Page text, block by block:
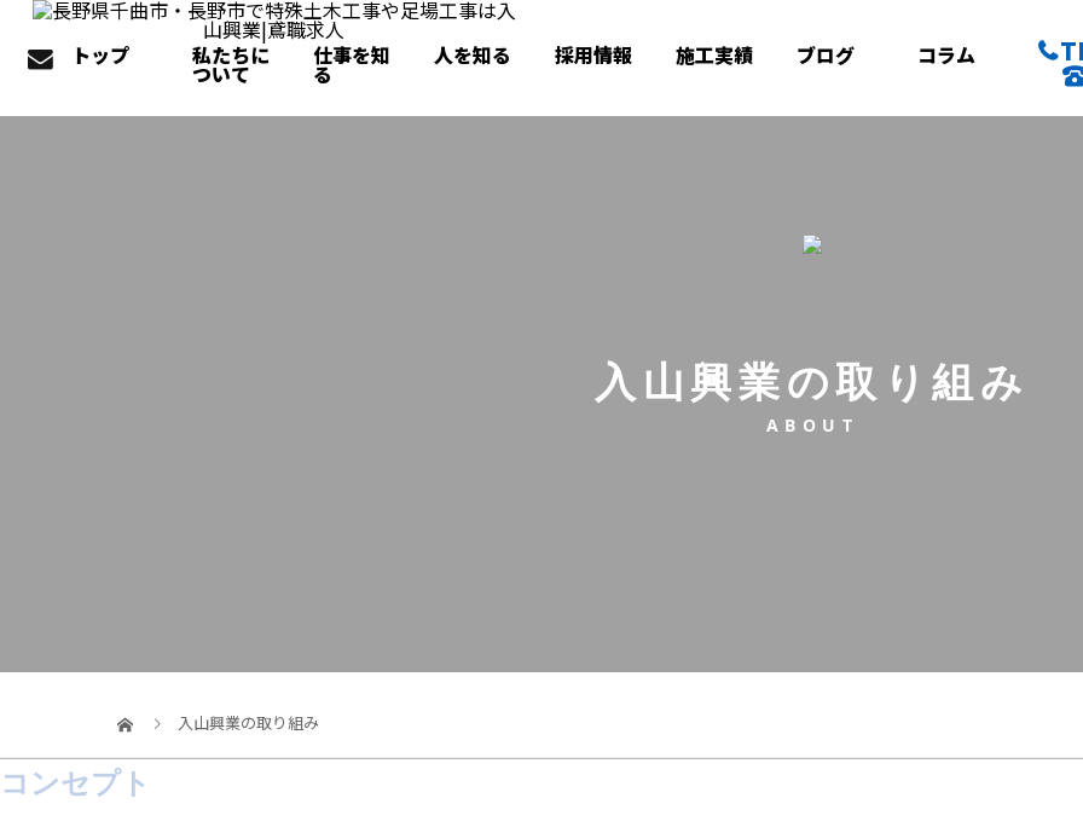
トップ 私たちに
ついて
仕事を知
る
人を知る 採用情報 施工実績 ブログ コラム
入山興業の取り組み
ABOUT
入山興業の取り組み
コンセプト